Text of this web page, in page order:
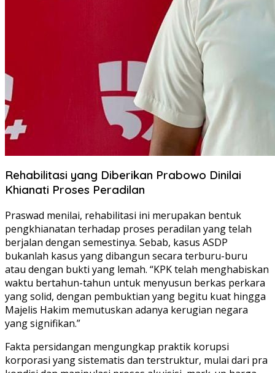
Rehabilitasi yang Diberikan Prabowo Dinilai
Khianati Proses Peradilan
Praswad menilai, rehabilitasi ini merupakan bentuk
pengkhianatan terhadap proses peradilan yang telah
berjalan dengan semestinya. Sebab, kasus ASDP
bukanlah kasus yang dibangun secara terburu-buru
atau dengan bukti yang lemah. “KPK telah menghabiskan
waktu bertahun-tahun untuk menyusun berkas perkara
yang solid, dengan pembuktian yang begitu kuat hingga
Majelis Hakim memutuskan adanya kerugian negara
yang signifikan.”
Fakta persidangan mengungkap praktik korupsi
korporasi yang sistematis dan terstruktur, mulai dari pra